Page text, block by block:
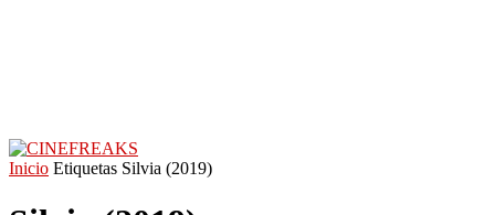
Inicio Etiquetas Silvia (2019)